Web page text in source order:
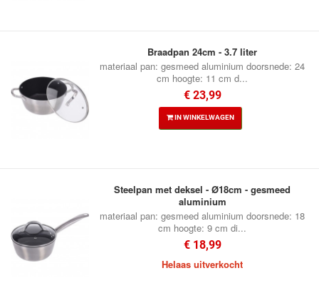
Braadpan 24cm - 3.7 liter
materiaal pan: gesmeed aluminium doorsnede: 24
cm hoogte: 11 cm d...
€ 23,99
IN WINKELWAGEN
Steelpan met deksel - Ø18cm - gesmeed
aluminium
materiaal pan: gesmeed aluminium doorsnede: 18
cm hoogte: 9 cm di...
€ 18,99
Helaas uitverkocht